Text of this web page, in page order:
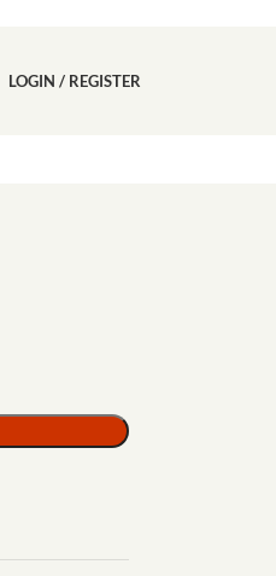
LOGIN / REGISTER